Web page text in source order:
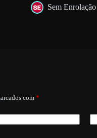
Sem Enrolação
com *